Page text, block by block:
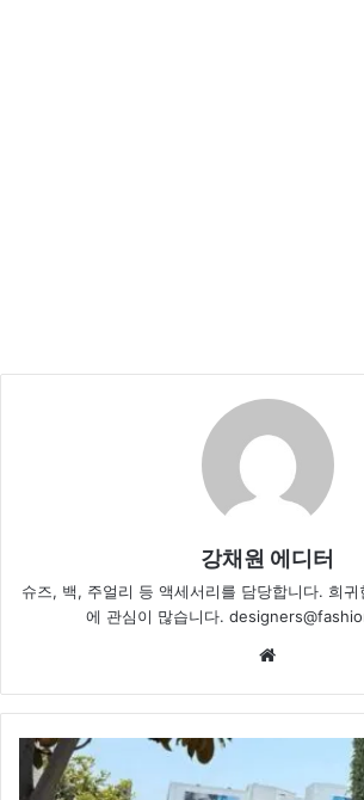
강채원 에디터
슈즈, 백, 주얼리 등 액세서리를 담당합니다. 희
에 관심이 많습니다.